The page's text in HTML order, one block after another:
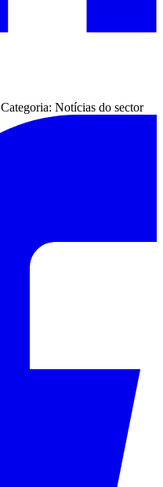
Categoria: Notícias do sector